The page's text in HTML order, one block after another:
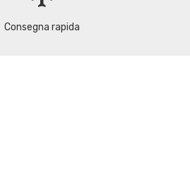
Consegna rapida